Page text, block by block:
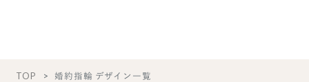
TOP 婚約指輪 デザイン一覧